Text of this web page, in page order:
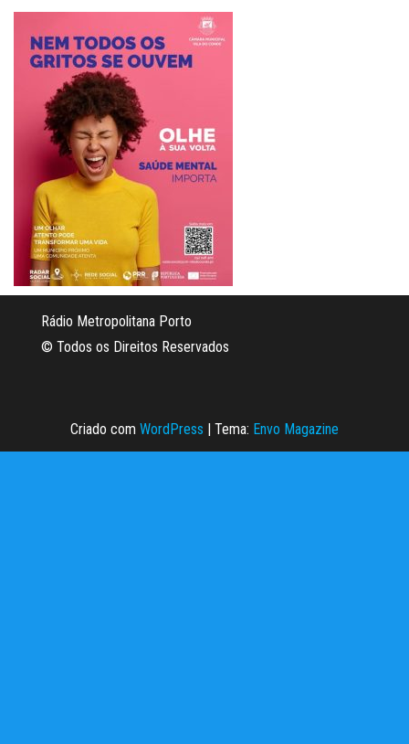
Rádio Metropolitana Porto
© Todos os Direitos Reservados
Criado com WordPress | Tema: Envo Magazine